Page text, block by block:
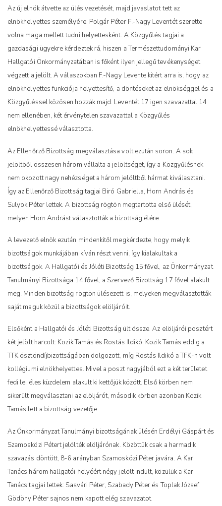
Az új elnök átvette az ülés vezetését, majd javaslatot tett az
elnökhelyettes személyére. Polgár Péter F.-Nagy Leventét szerette
volna maga mellett tudni helyettesként. A Közgyűlés tagjai a
gazdasági ügyekre kérdeztek rá, hiszen a Természettudományi Kar
Hallgatói Önkormányzatában is főként ilyen jellegű tevékenységet
végzett a jelölt. A válaszokban F.-Nagy Levente kitért arra is, hogy az
elnökhelyettes funkciója helyettesítő, a döntéseket az elnökséggel és a
Közgyűléssel közösen hozzák majd. Leventét 17 igen szavazattal 14
nem ellenében, két érvénytelen szavazattal a Közgyűlés
elnökhelyettessé választotta.
Az Ellenőrző Bizottság megválasztása volt ezután soron. A sok
jelöltből összesen három vállalta a jelöltséget, így a Közgyűlésnek
nem okozott nagy nehézséget a három jelöltből hármat kiválasztani.
Így az Ellenőrző Bizottság tagjai Biró Gabriella, Horn András és
Sulyok Péter lettek. A bizottság rögtön megtartotta első ülését,
melyen Horn Andrást választották a bizottság élére.
A levezető elnök ezután mindenkitől megkérdezte, hogy melyik
bizottságok munkájában kíván részt venni, így kialakultak a
bizottságok. A Hallgatói és Jóléti Bizottság 15 fővel, az Önkormányzat
Tanulmányi Bizottsága 14 fővel, a Szervező Bizottság 17 fővel alakult
meg. Minden bizottság rögtön ülésezett is, melyeken megválasztották
saját maguk közül a bizottságok elöljáróit.
Elsőként a Hallgatói és Jóléti Bizottság ült össze. Az elöljárói posztért
két jelölt harcolt: Kozik Tamás és Rostás Ildikó. Kozik Tamás eddig a
TTK ösztöndíjbizottságában dolgozott, míg Rostás Ildikó a TFK-n volt
kollégiumi elnökhelyettes. Mivel a poszt nagyjából ezt a két területet
fedi le, éles küzdelem alakult ki kettőjük között. Első körben nem
sikerült megválasztani az elöljárót, második körben azonban Kozik
Tamás lett a bizottság vezetője.
Az Önkormányzat Tanulmányi bizottságának ülésén Erdélyi Gáspárt és
Szamosközi Pétert jelölték elöljárónak. Közöttük csak a harmadik
szavazás döntött, 8-6 arányban Szamosközi Péter javára. A Kari
Tanács három hallgatói helyéért négy jelölt indult, közülük a Kari
Tanács tagjai lettek: Sasvári Péter, Szabady Péter és Toplak József.
Gödöny Péter sajnos nem kapott elég szavazatot.